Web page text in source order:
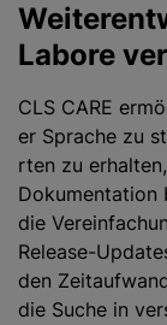
Labore
CLS CARE
er Sprache zu
rten zu
Dokumentation
die
Release-
den
die Suche in